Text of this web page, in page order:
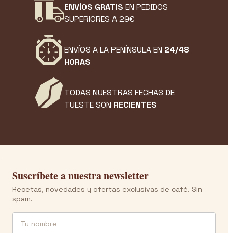
ENVÍOS GRATIS EN PEDIDOS
SUPERIORES A 29€
ENVÍOS A LA PENÍNSULA EN 24/48
HORAS
TODAS NUESTRAS FECHAS DE
TUESTE SON RECIENTES
Suscríbete a nuestra newsletter
Recetas, novedades y ofertas exclusivas de café. Sin
spam.